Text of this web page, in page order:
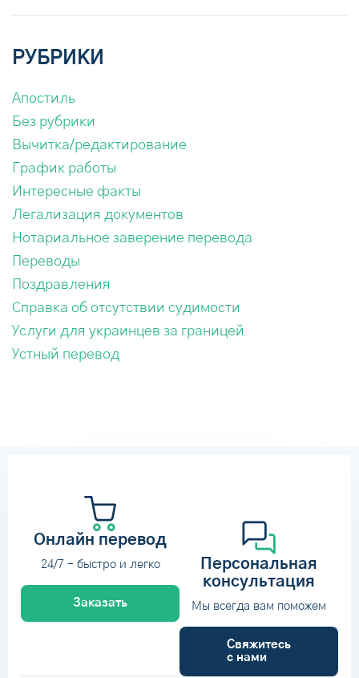
РУБРИКИ
Апостиль
Без рубрики
Вычитка/редактирование
График работы
Интересные факты
Легализация документов
Нотариальное заверение перевода
Переводы
Поздравления
Справка об отсутствии судимости
Услуги для украинцев за границей
Устный перевод
Онлайн перевод
24/7 – быстро и легко
Заказать
Персональная
консультация
Мы всегда вам поможем
Свяжитесь
с нами